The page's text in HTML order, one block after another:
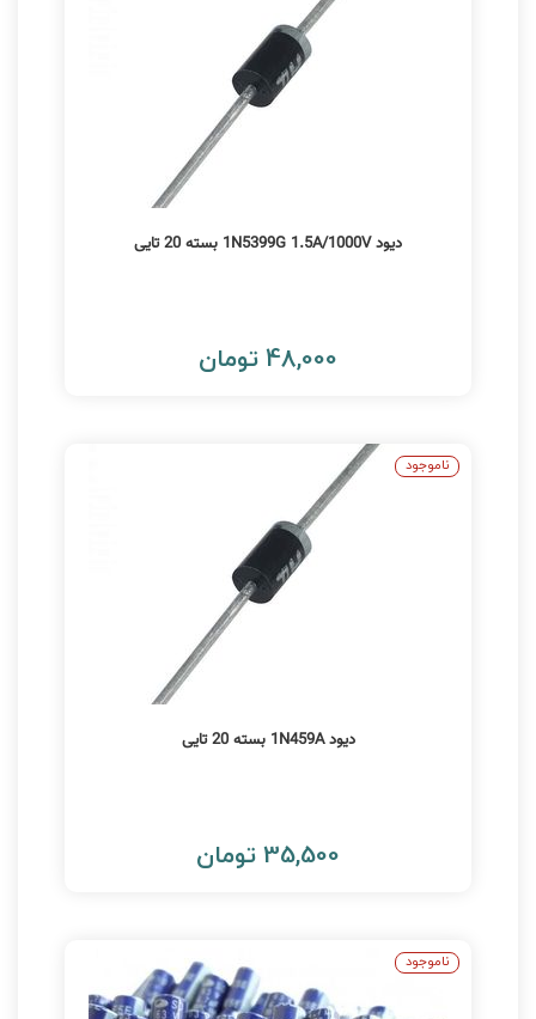
دیود 1N5399G 1.5A/1000V بسته 20 تایی
48,000 تومان
دیود 1N459A بسته 20 تایی
35,500 تومان
ناموجود
ناموجود